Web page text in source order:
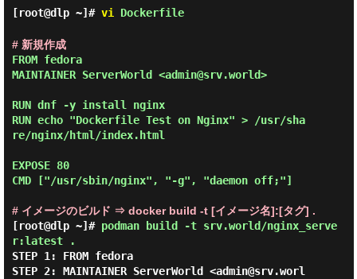
[root@dlp ~]# vi Dockerfile
# 新規作成
FROM fedora
MAINTAINER ServerWorld <admin@srv.world>
RUN dnf -y install nginx
RUN echo "Dockerfile Test on Nginx" > /usr/sha
re/nginx/html/index.html
EXPOSE 80
CMD ["/usr/sbin/nginx", "-g", "daemon off;"]
# イメージのビルド ⇒ docker build -t [イメージ名]:[タグ] .
[root@dlp ~]# podman build -t srv.world/nginx_serve
r:latest .
STEP 1: FROM fedora
STEP 2: MAINTAINER ServerWorld <admin@srv.worl